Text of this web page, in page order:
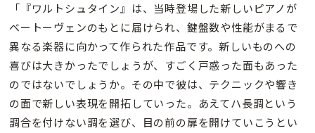
「『ワルトシュタイン』は、当時登場した新しいピアノが
ベートーヴェンのもとに届けられ、鍵盤数や性能がまるで
異なる楽器に向かって作られた作品です。新しいものへの
喜びは大きかったでしょうが、すごく戸惑った面もあった
のではないでしょうか。その中で彼は、テクニックや響き
の面で新しい表現を開拓していった。あえてハ長調という
調合を付けない調を選び、目の前の扉を開けていこうとい